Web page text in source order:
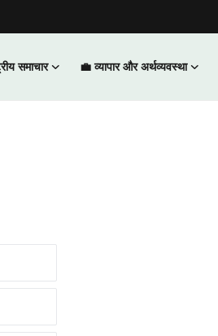
समाचार 💼 व्यापार और अर्थव्यवस्था